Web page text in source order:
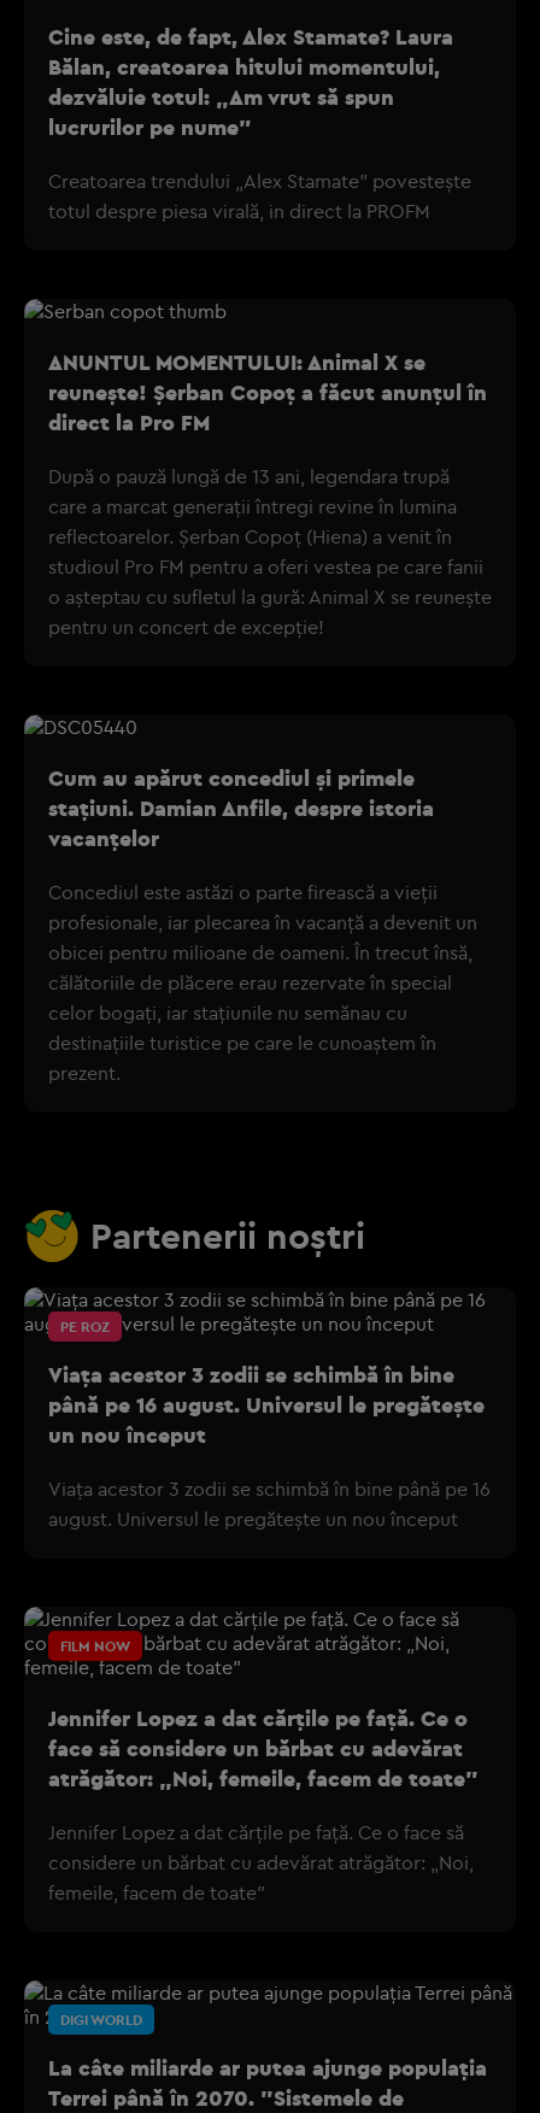
Cine este, de fapt, Alex Stamate? Laura
Bălan, creatoarea hitului momentului,
dezvăluie totul: „Am vrut să spun
lucrurilor pe nume”
Creatoarea trendului „Alex Stamate” povestește
totul despre piesa virală, in direct la PROFM
ANUNTUL MOMENTULUI: Animal X se
reunește! Șerban Copoț a făcut anunțul în
direct la Pro FM
După o pauză lungă de 13 ani, legendara trupă
care a marcat generații întregi revine în lumina
reflectoarelor. Șerban Copoț (Hiena) a venit în
studioul Pro FM pentru a oferi vestea pe care fanii
o așteptau cu sufletul la gură: Animal X se reunește
pentru un concert de excepție!
Cum au apărut concediul și primele
stațiuni. Damian Anfile, despre istoria
vacanțelor
Concediul este astăzi o parte firească a vieții
profesionale, iar plecarea în vacanță a devenit un
obicei pentru milioane de oameni. În trecut însă,
călătoriile de plăcere erau rezervate în special
celor bogați, iar stațiunile nu semănau cu
destinațiile turistice pe care le cunoaștem în
prezent.
Partenerii noștri
PE ROZ
Viața acestor 3 zodii se schimbă în bine
până pe 16 august. Universul le pregătește
un nou început
Viața acestor 3 zodii se schimbă în bine până pe 16
august. Universul le pregătește un nou început
FILM NOW
Jennifer Lopez a dat cărțile pe față. Ce o
face să considere un bărbat cu adevărat
atrăgător: „Noi, femeile, facem de toate”
Jennifer Lopez a dat cărțile pe față. Ce o face să
considere un bărbat cu adevărat atrăgător: „Noi,
femeile, facem de toate”
DIGI WORLD
La câte miliarde ar putea ajunge populația
Terrei până în 2070. "Sistemele de